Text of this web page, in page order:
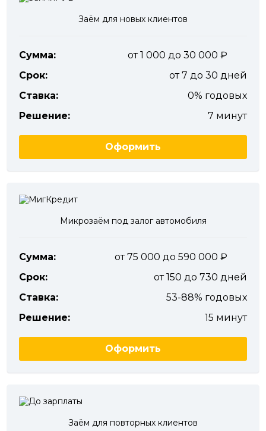
Заём для новых клиентов
Сумма:
от 1 000 до 30 000
Срок:
от 7 до 30 дней
Ставка:
0% годовых
Решение:
7 минут
Оформить
Микрозаём под залог автомобиля
Сумма:
от 75 000 до 590 000
Срок:
от 150 до 730 дней
Ставка:
53-88% годовых
Решение:
15 минут
Оформить
Заём для повторных клиентов